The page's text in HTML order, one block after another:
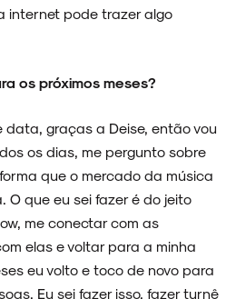
internet pode trazer algo
os próximos meses?
data, graças a Deise, então vou
os dias, me pergunto sobre
que o mercado da música
que eu sei fazer é do jeito
me conectar com as
elas e voltar para a minha
eu volto e toco de novo para
Eu sei fazer isso, fazer turnê